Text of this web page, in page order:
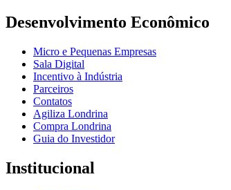
Desenvolvimento Econômico
Micro e Pequenas Empresas
Sala Digital
Incentivo à Indústria
Parceiros
Contatos
Agiliza Londrina
Compra Londrina
Guia do Investidor
Institucional